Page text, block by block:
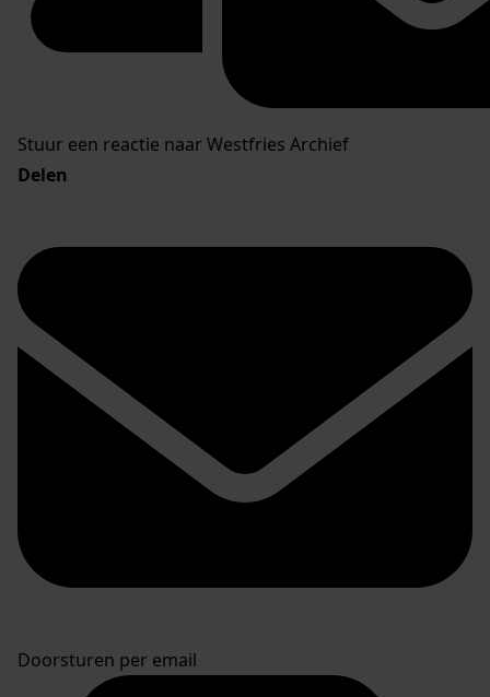
Stuur een reactie naar Westfries Archief
Delen
Doorsturen per email